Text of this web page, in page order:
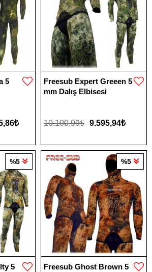
5
Freesub Expert Greeen 5
mm Dalış Elbisesi
9.595,94₺
10.100,99₺
5
%5
Freesub Ghost Brown 5
%5